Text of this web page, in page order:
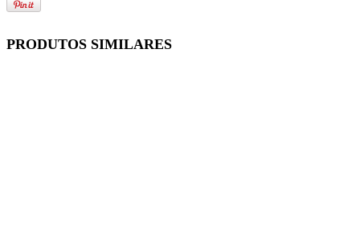
PRODUTOS SIMILARES